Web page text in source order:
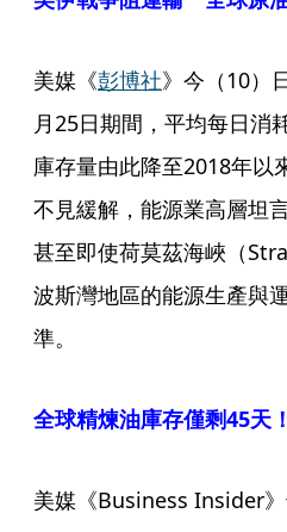
美媒《彭博社》今（10）
月25日期間，平均每日消
庫存量由此降至2018年以
不見緩解，能源業高層坦
甚至即使荷莫茲海峽（
波斯灣地區的能源生產與
準。
全球精煉油庫存僅剩45天
美媒《Business Insider